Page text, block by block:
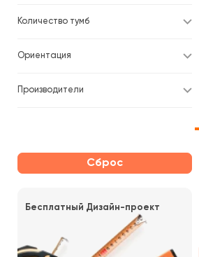
Количество тумб
Ориентация
Производители
Сброс
Бесплатный Дизайн-проект